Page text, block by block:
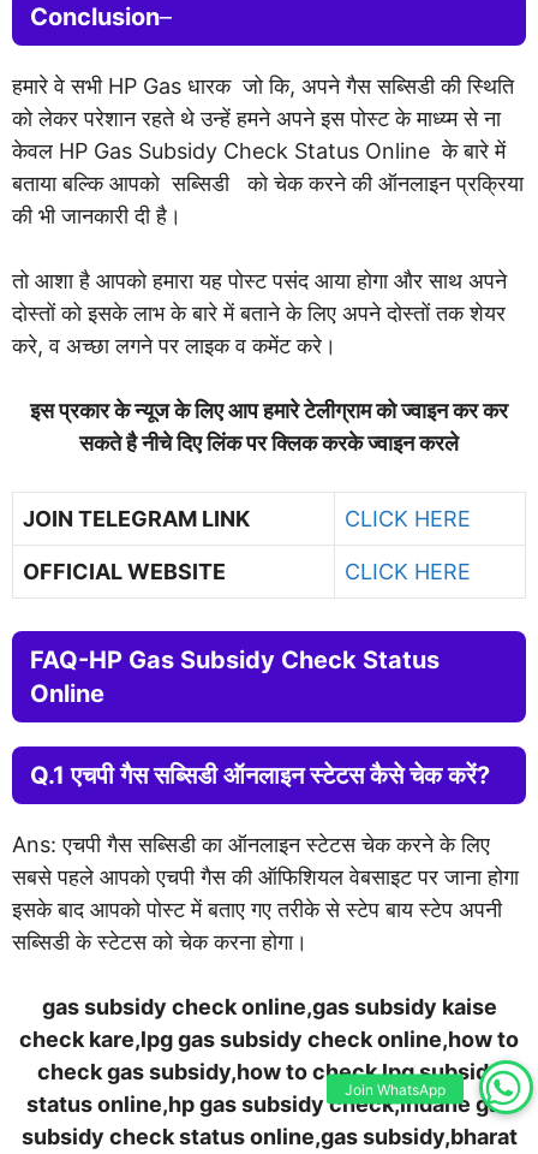
Conclusion–
हमारे वे सभी HP Gas धारक जो कि, अपने गैस सब्सिडी की स्थिति
को लेकर परेशान रहते थे उन्हें हमने अपने इस पोस्ट के माध्य्म से ना
केवल HP Gas Subsidy Check Status Online के बारे में
बताया बल्कि आपको सब्सिडी को चेक करने की ऑनलाइन प्रक्रिया
की भी जानकारी दी है।
तो आशा है आपको हमारा यह पोस्ट पसंद आया होगा और साथ अपने
दोस्तों को इसके लाभ के बारे में बताने के लिए अपने दोस्तों तक शेयर
करे, व अच्छा लगने पर लाइक व कमेंट करे।
इस प्रकार के न्यूज के लिए आप हमारे टेलीग्राम को ज्वाइन कर कर
सकते है नीचे दिए लिंक पर क्लिक करके ज्वाइन करले
JOIN TELEGRAM LINK CLICK HERE
OFFICIAL WEBSITE CLICK HERE
FAQ-HP Gas Subsidy Check Status
Online
Q.1 एचपी गैस सब्सिडी ऑनलाइन स्टेटस कैसे चेक करें?
Ans: एचपी गैस सब्सिडी का ऑनलाइन स्टेटस चेक करने के लिए
सबसे पहले आपको एचपी गैस की ऑफिशियल वेबसाइट पर जाना होगा
इसके बाद आपको पोस्ट में बताए गए तरीके से स्टेप बाय स्टेप अपनी
सब्सिडी के स्टेटस को चेक करना होगा।
gas subsidy check online,gas subsidy kaise
check kare,lpg gas subsidy check online,how to
check gas subsidy,how to check lpg subsidy
status online,hp gas subsidy check,indane gas
subsidy check status online,gas subsidy,bharat
Join WhatsApp